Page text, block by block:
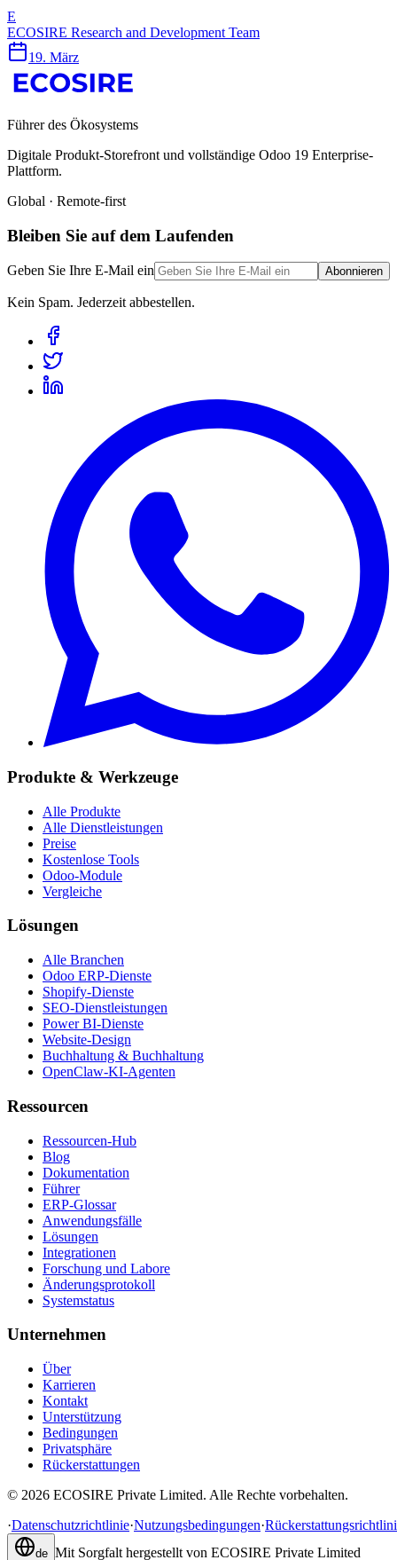
E
ECOSIRE Research and Development Team
19. März
Führer des Ökosystems
Digitale Produkt-Storefront und vollständige Odoo 19 Enterprise-
Plattform.
Global · Remote-first
Bleiben Sie auf dem Laufenden
Geben Sie Ihre E-Mail ein Abonnieren
Kein Spam. Jederzeit abbestellen.
Produkte & Werkzeuge
Alle Produkte
Alle Dienstleistungen
Preise
Kostenlose Tools
Odoo-Module
Vergleiche
Lösungen
Alle Branchen
Odoo ERP-Dienste
Shopify-Dienste
SEO-Dienstleistungen
Power BI-Dienste
Website-Design
Buchhaltung & Buchhaltung
OpenClaw-KI-Agenten
Ressourcen
Ressourcen-Hub
Blog
Dokumentation
Führer
ERP-Glossar
Anwendungsfälle
Lösungen
Integrationen
Forschung und Labore
Änderungsprotokoll
Systemstatus
Unternehmen
Über
Karrieren
Kontakt
Unterstützung
Bedingungen
Privatsphäre
Rückerstattungen
© 2026 ECOSIRE Private Limited. Alle Rechte vorbehalten.
·Datenschutzrichtlinie·Nutzungsbedingungen·
de Mit Sorgfalt hergestellt von ECOSIRE Private Limited